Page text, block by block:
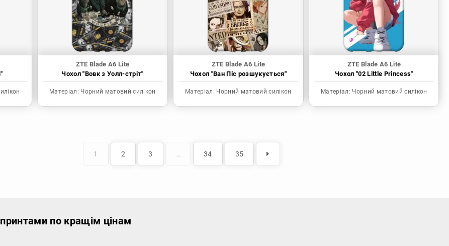
ZTE Blade A6 Lite
Чохол "Вовк з Уолл-стріт"
Матеріал: Чорний матовий силікон
ZTE Blade A6 Lite
Чохол "Ван Піс розшукується"
Матеріал: Чорний матовий силікон
ZTE Blade A6 Lite
Чохол "02 Little Princess"
Матеріал: Чорний матовий силікон
1 2 3 … 34 35
по кращім цінам